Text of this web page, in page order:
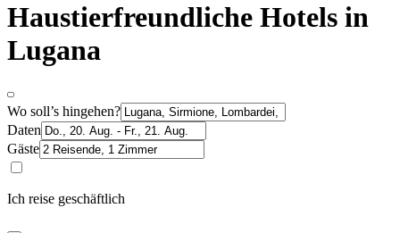
Haustierfreundliche Hotels in
Lugana
Wo soll’s hingehen?
Daten
Gäste
Ich reise geschäftlich